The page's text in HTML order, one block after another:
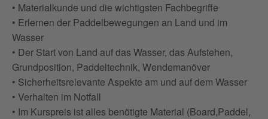
• Materialkunde und die wichtigsten Fachbegriffe
• Erlernen der Paddelbewegungen an Land und im
Wasser
• Der Start von Land auf das Wasser, das Aufstehen,
Grundposition, Paddeltechnik, Wendemanöver
• Sicherheitsrelevante Aspekte am und auf dem Wasser
• Verhalten im Notfall
• Im Kurspreis ist alles benötigte Material (Board,Paddel,